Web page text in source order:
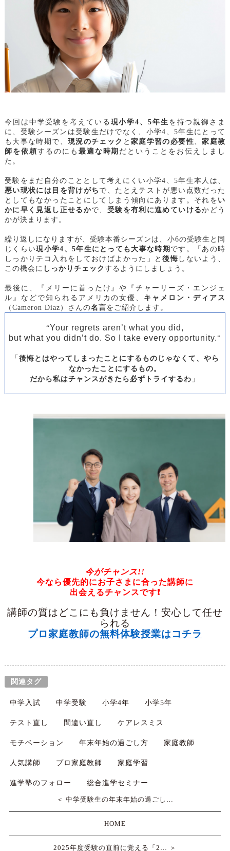
今回は中学受験を考えている 現小学4、5年生 を持つ親御さま
に、受験シーズンは受験生だけでなく、小学4、5年生にとって
も大事な時期で、 現況のチェック と 家庭学習の必要性、家庭教
師を依頼するのにも 最適な時期 だということをお伝えしまし
た。
受験をまだ自分のこととして考えにくい小学4、5年生本人は、
悪い現状には目を背けがち で、たとえテストが悪い点数だった
としてもなかったことにしてしまう傾向にあります。それを い
かに早く見返し正せるかで、 受験を有利に進めていけるかどう
かが決まります。
繰り返しになりますが、受験本番シーズンは、小6の受験生と同
じくらい現小学4、5年生にとっても大事な時期 です。「あの時
しっかりテコ入れをしておけばよかった」と後悔 しないよう、
この機会に しっかりチェック するようにしましょう。
最後に、『メリーに首ったけ』や『チャーリーズ・エンジェ
ル』などで知られるアメリカの女優、 キャメロン・ディアス
（ Cameron Diaz ）さんの名言をご紹介します。
“Your regrets aren’t what you did,
but what you didn’t do. So I take every opportunity.”
「後悔とはやってしまったことにするものじゃなくて、やら
なかったことにするもの。
だから私はチャンスがきたら必ずトライするわ 」
今がチャンス!!
今なら優先的にお子さまに合った講師に
出会えるチャンスです❗
講師の質はどこにも負けません！安心して任せ
られる
プロ家庭教師の無料体験授業はコチラ
関連タグ
中学入試 中学受験 小学4年 小学5年
テスト直し 間違い直し ケアレスミス
モチベーション 年末年始の過ごし方 家庭教師
人気講師 プロ家庭教師 家庭学習
進学塾のフォロー 総合進学セミナー
＜ 中学受験生の年末年始の過ごし…
HOME
2025年度受験の直前に覚える「2… ＞